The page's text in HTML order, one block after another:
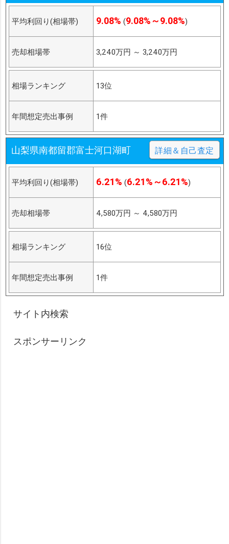
平均利回り(相場帯) 9.08% (9.08%～9.08%)
売却相場帯 3,240万円 ～ 3,240万円
相場ランキング 13位
年間想定売出事例 1件
山梨県南都留郡富士河口湖町 詳細＆自己査定
平均利回り(相場帯) 6.21% (6.21%～6.21%)
売却相場帯 4,580万円 ～ 4,580万円
相場ランキング 16位
年間想定売出事例 1件
サイト内検索
スポンサーリンク